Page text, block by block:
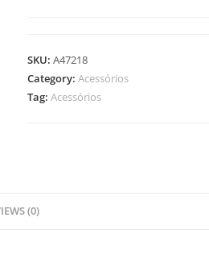
SKU:A47218
Category:Acessórios
Tag:Acessórios
(0)